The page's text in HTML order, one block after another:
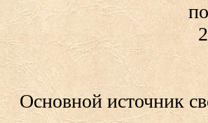
Основной источник